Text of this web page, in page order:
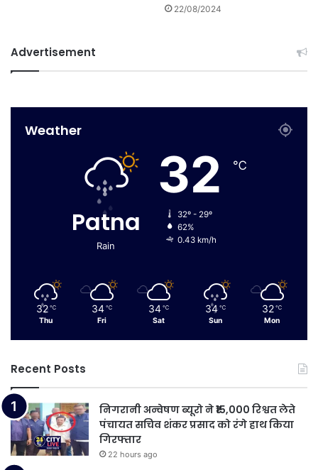
22/08/2024
Advertisement
Weather
Patna
Rain
32 ℃
32º - 29º
62%
0.43 km/h
32 ℃
Thu
34 ℃
Fri
34 ℃
Sat
34 ℃
Sun
32 ℃
Mon
Recent Posts
निगरानी अन्वेषण ब्यूरो ने ₹15,000 रिश्वत लेते
पंचायत सचिव शंकर प्रसाद को रंगे हाथ किया
गिरफ्तार
22 hours ago